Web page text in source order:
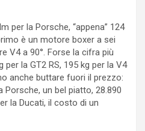
per la Porsche, “appena” 124
è un motore boxer a sei
V4 a 90°. Forse la cifra più
la GT2 RS, 195 kg per la V4
anche buttare fuori il prezzo:
Porsche, un bel piatto, 28.890
la Ducati, il costo di un